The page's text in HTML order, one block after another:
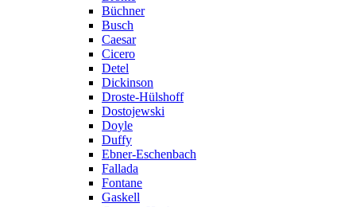
Büchner
Busch
Caesar
Cicero
Detel
Dickinson
Droste-Hülshoff
Dostojewski
Doyle
Duffy
Ebner-Eschenbach
Fallada
Fontane
Gaskell